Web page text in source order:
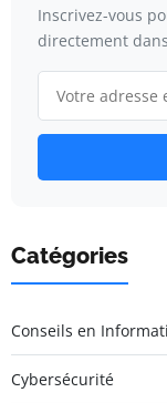
Inscrivez-vous
directement
Catégories
Conseils en
Cybersécurité